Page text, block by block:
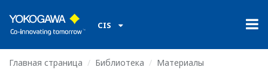
CIS
Главная страница Библиотека
Материалы